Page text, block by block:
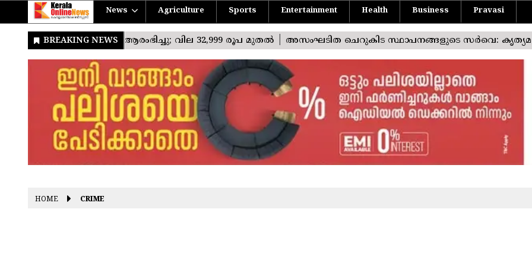
News Agriculture Sports Entertainment Health Business Pravasi
HOME CRIME